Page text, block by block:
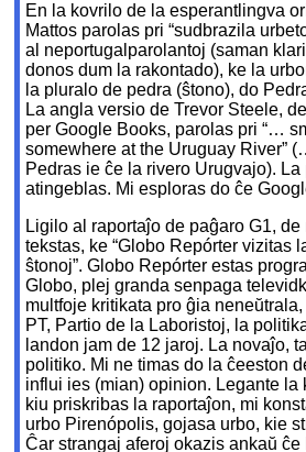
En la kovrilo de la esperantlingva
Mattos parolas pri “sudbrazila
al neportugalparolantoj (saman
donos dum la rakontado), ke la
la pluralo de pedra (ŝtono), do
La angla versio de Trevor Steele,
per Google Books, parolas pri “…
somewhere at the Uruguay River”
Pedras ie ĉe la rivero Urugvajo).
atingeblas. Mi esploras do ĉe
Ligilo al raportaĵo de paĝaro G1, de
tekstas, ke “Globo Repórter vizitas
ŝtonoj”. Globo Repórter estas
Globo, plej granda senpaga
multfoje kritikata pro ĝia
PT, Partio de la Laboristoj, la
landon jam de 12 jaroj. La novaĵo,
politiko. Mi ne timas do la ĉeeston
influi ies (mian) opinion. Legante la
kiu priskribas la raportaĵon, mi
urbo Pirenópolis, gojasa urbo, kie
Ĉar strangaj aferoj okazis ankaŭ ĉe